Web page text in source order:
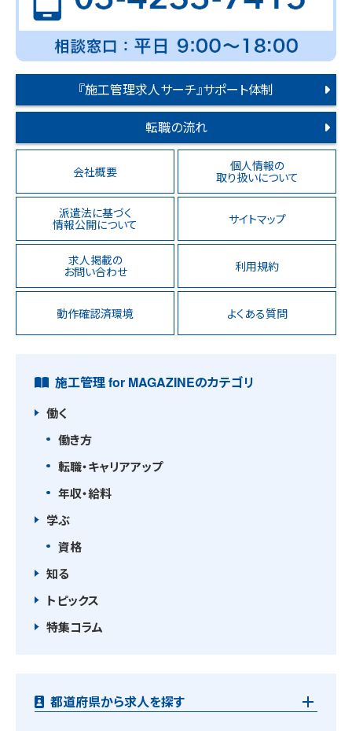
『施工管理求人サーチ』サポート体制
転職の流れ
会社概要 個人情報の
取り扱いについて
派遣法に基づく
情報公開について サイトマップ
求人掲載の
お問い合わせ 利用規約
動作確認済環境 よくある質問
施工管理 for MAGAZINEのカテゴリ
働く
働き方
転職・キャリアアップ
年収・給料
学ぶ
資格
知る
トピックス
特集コラム
都道府県から求人を探す